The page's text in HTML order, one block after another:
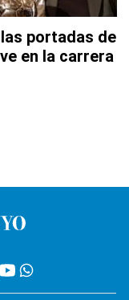
portadas de
en la carrera